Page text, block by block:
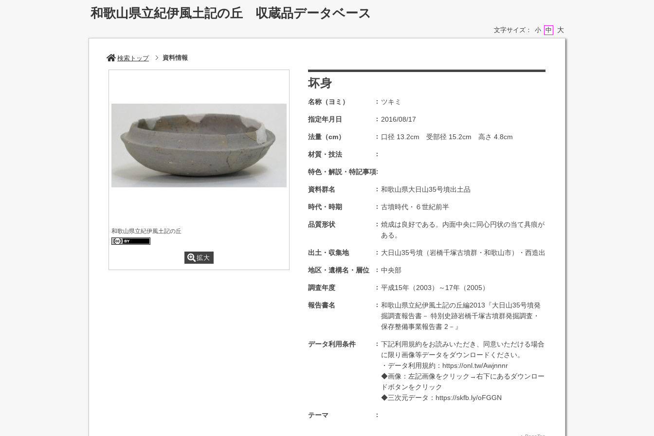
和歌山県立紀伊風土記の丘 収蔵品データベース
文字サイズ： 小 中 大
検索トップ 資料情報
和歌山県立紀伊風土記の丘
拡大
坏身
名称（ヨミ） ツキミ
指定年月日 2016/08/17
法量（cm） 口径 13.2cm 受部径 15.2cm 高さ 4.8cm
材質・技法
特色・解説・特記事項
資料群名 和歌山県大日山35号墳出土品
時代・時期 古墳時代・６世紀前半
品質形状
焼成は良好である。内面中央に同心円状の当て具痕が
ある。
出土・収集地 大日山35号墳（岩橋千塚古墳群・和歌山市）・西造出
地区・遺構名・層位 中央部
調査年度 平成15年（2003）～17年（2005）
報告書名
和歌山県立紀伊風土記の丘編2013『大日山35号墳発
掘調査報告書－ 特別史跡岩橋千塚古墳群発掘調査・
保存整備事業報告書 2－』
データ利用条件
下記利用規約をお読みいただき、同意いただける場合
に限り画像等データをダウンロードください。
・データ利用規約：https://onl.tw/Awjnnnr
◆画像：左記画像をクリック→右下にあるダウンロー
ドボタンをクリック
◆三次元データ：https://skfb.ly/oFGGN
テーマ